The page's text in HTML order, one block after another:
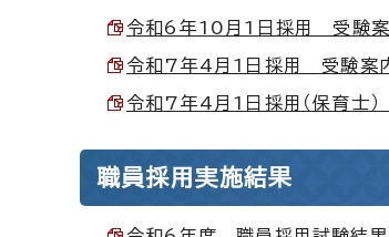
令和6年10月1日採用 受験
令和7年4月1日採用 受験案
令和7年4月1日採用（保育士
職員採用実施結果